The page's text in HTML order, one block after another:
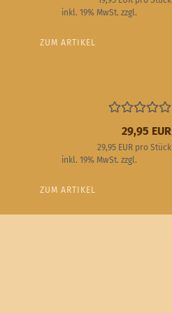
inkl. 19% MwSt. zzgl.
ZUM ARTIKEL
29,95 EUR
29,95 EUR pro Stück
inkl. 19% MwSt. zzgl.
ZUM ARTIKEL